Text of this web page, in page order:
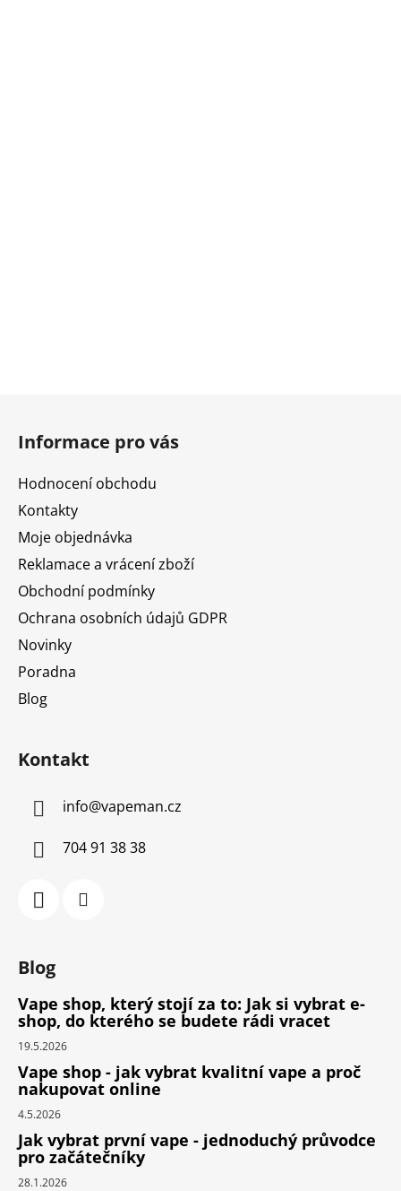
Informace pro vás
Hodnocení obchodu
Kontakty
Moje objednávka
Reklamace a vrácení zboží
Obchodní podmínky
Ochrana osobních údajů GDPR
Novinky
Poradna
Blog
Kontakt
info@vapeman.cz
704 91 38 38
Blog
Vape shop, který stojí za to: Jak si vybrat e-
shop, do kterého se budete rádi vracet
19.5.2026
Vape shop - jak vybrat kvalitní vape a proč
nakupovat online
4.5.2026
Jak vybrat první vape - jednoduchý průvodce
pro začátečníky
28.1.2026